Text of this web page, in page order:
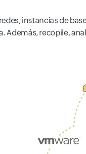
instancias de
recopile,